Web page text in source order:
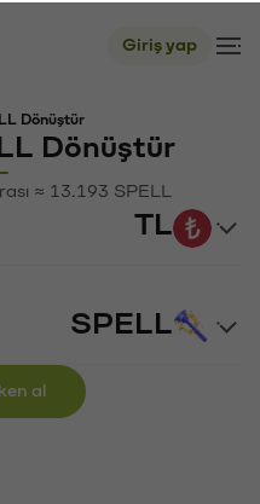
Giriş yap
Dönüştür
Dönüştür
≈ 13.193 SPELL
TL
SPELL
al